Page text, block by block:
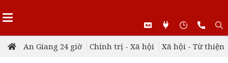
An Giang 24 giờ Chính trị - Xã hội Xã hội - Từ thiện